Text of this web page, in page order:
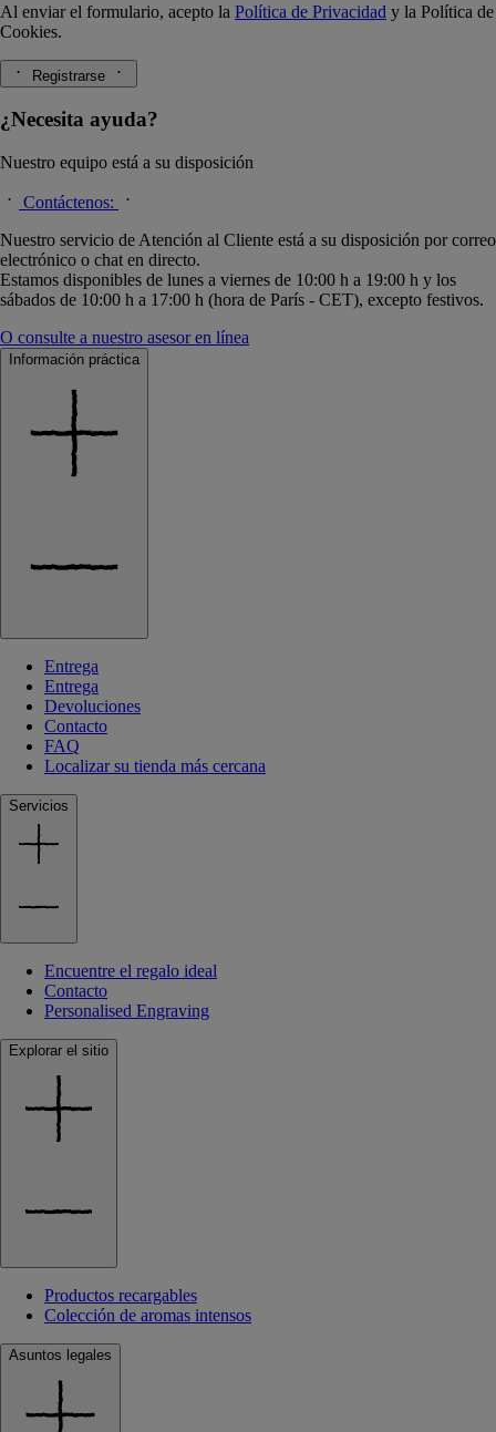
Al enviar el formulario, acepto la Política de Privacidad y la Política de
Cookies.
Registrarse
¿Necesita ayuda?
Nuestro equipo está a su disposición
Contáctenos:
Nuestro servicio de Atención al Cliente está a su disposición por correo
electrónico o chat en directo.
Estamos disponibles de lunes a viernes de 10:00 h a 19:00 h y los
sábados de 10:00 h a 17:00 h (hora de París - CET), excepto festivos.
O consulte a nuestro asesor en línea
Información práctica
Entrega
Entrega
Devoluciones
Contacto
FAQ
Localizar su tienda más cercana
Servicios
Encuentre el regalo ideal
Contacto
Personalised Engraving
Explorar el sitio
Productos recargables
Colección de aromas intensos
Asuntos legales